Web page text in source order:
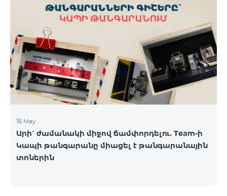
16 May
Արի՛ ժամանակի միջով ճամփորդելու. Team-ի
Կապի թանգարանը միացել է թանգարանային
տոներին